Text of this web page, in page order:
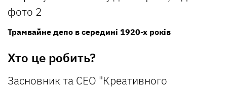
Трамвайне депо в середині 1920-х років
Хто це робить?
Засновник та CEO "Креативного